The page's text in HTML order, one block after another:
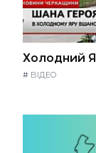
Холодний
# ВІДЕО